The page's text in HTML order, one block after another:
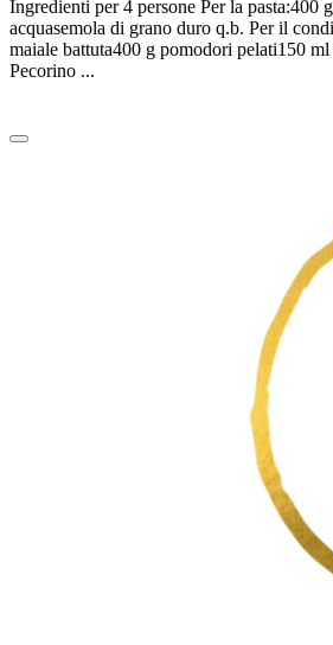
Ingredienti per 4 persone Per la pasta:400
acquasemola di grano duro q.b. Per il
maiale battuta400 g pomodori pelati150
Pecorino ...